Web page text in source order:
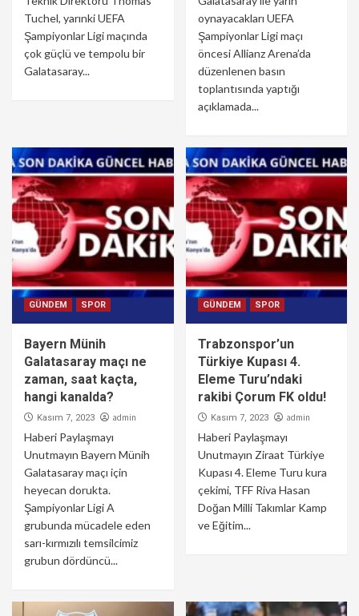
Tuchel, yarınki UEFA
Şampiyonlar Ligi maçında
çok güçlü ve tempolu bir
Galatasaray...
oynayacakları UEFA
Şampiyonlar Ligi maçı
öncesi Allianz Arena’da
düzenlenen basın
toplantısında yaptığı
açıklamada...
GÜNDEM SPOR
Bayern Münih
Galatasaray maçı ne
zaman, saat kaçta,
hangi kanalda?
Kasım 7, 2023 admin
Haberi Paylaşmayı
Unutmayın Bayern Münih
Galatasaray maçı için
heyecan dorukta.
Şampiyonlar Ligi A
grubunda mücadele eden
sarı-kırmızılı temsilcimiz
grubun dördüncü...
GÜNDEM SPOR
Trabzonspor’un
Türkiye Kupası 4.
Eleme Turu’ndaki
rakibi Çorum FK oldu!
Kasım 7, 2023 admin
Haberi Paylaşmayı
Unutmayın Ziraat Türkiye
Kupası 4. Eleme Turu kura
çekimi, TFF Riva Hasan
Doğan Milli Takımlar Kamp
ve Eğitim...